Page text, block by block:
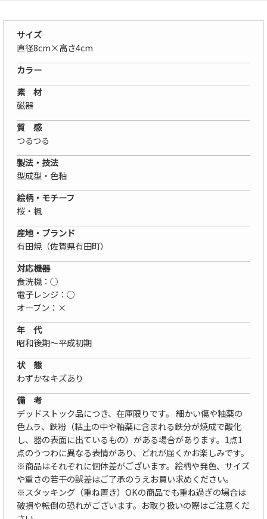
サイズ
直径8cm×高さ4cm
カラー
素 材
磁器
質 感
つるつる
製法・技法
型成型・色釉
絵柄・モチーフ
桜・楓
産地・ブランド
有田焼（佐賀県有田町）
対応機器
食洗機：○
電子レンジ：○
オーブン：×
年 代
昭和後期〜平成初期
状 態
わずかなキズあり
備 考
デッドストック品につき、在庫限りです。 細かい傷や釉薬の
色ムラ、鉄粉（粘土の中や釉薬に含まれる鉄分が焼成で酸化
し、器の表面に出ているもの）がある場合があります。1点1
点のうつわに異なる表情があり、どれが届くかお楽しみです。
※商品はそれぞれに個体差がございます。絵柄や発色、サイズ
や重さの若干の誤差はご了承のうえお買い求めください。
※スタッキング（重ね置き）OKの商品でも重ね過ぎの場合は
破損や転倒の恐れがございます。お取り扱いの際はご注意くだ